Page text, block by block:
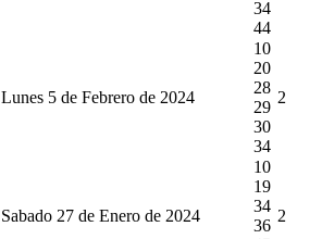
34
44
Lunes 5 de Febrero de 2024
10
20
28
29
30
34
2
Sabado 27 de Enero de 2024
10
19
34
36
2